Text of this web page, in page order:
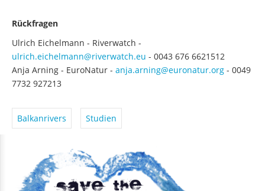
Rückfragen
Ulrich Eichelmann - Riverwatch -
ulrich.eichelmann@riverwatch.eu - 0043 676 6621512
Anja Arning - EuroNatur - anja.arning@euronatur.org - 0049
7732 927213
Balkanrivers Studien